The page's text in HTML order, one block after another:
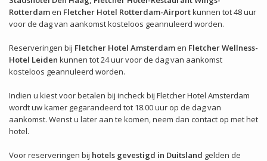
Rotterdamen Fletcher Hotel Rotterdam-Airportkunnen tot 48 uur
voor de dag van aankomst kosteloos geannuleerd worden.
Reserveringen bij Fletcher Hotel Amsterdamen Fletcher Wellness-
Hotel Leiden kunnen tot 24 uur voor de dag van aankomst
kosteloos geannuleerd worden.
Indien u kiest voor betalen bij incheck bij Fletcher Hotel Amsterdam
wordt uw kamer gegarandeerd tot 18.00 uur op de dag van
aankomst. Wenst u later aan te komen, neem dan contact op met het
hotel.
Voor reserveringen bij hotels gevestigd in Duitsland gelden de